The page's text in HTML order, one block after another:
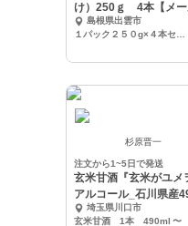
け）250ｇ 4本【メー
み】島根県出雲市
杉原晋一
注文から1~5日で発送
玄米甘酒『玄米がユメ
アルコール_石川県産
埼玉県川口市
玄米甘酒 1本 490ml 〜